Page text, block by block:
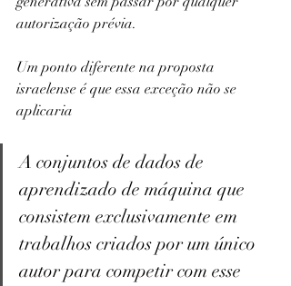
autorização prévia.
Um ponto diferente na proposta
israelense é que essa exceção não se
aplicaria
A conjuntos de dados de
aprendizado de máquina que
consistem exclusivamente em
trabalhos criados por um único
autor para competir com esse